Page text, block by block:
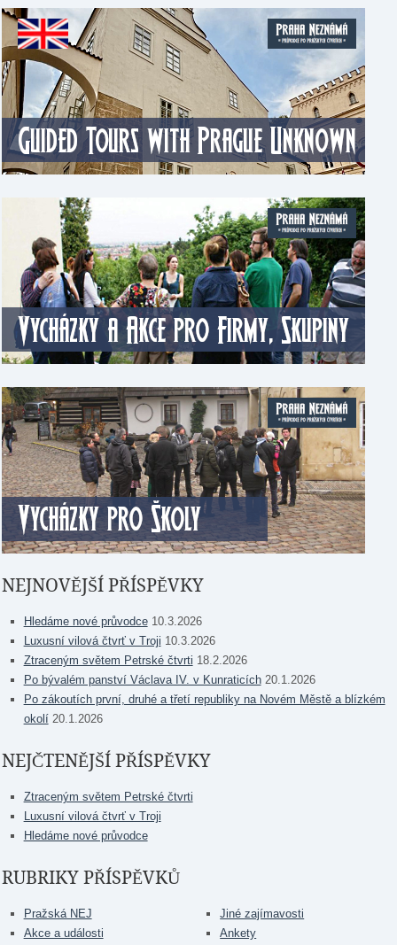
NEJNOVĚJŠÍ PŘÍSPĚVKY
Hledáme nové průvodce 10.3.2026
Luxusní vilová čtvrť v Troji 10.3.2026
Ztraceným světem Petrské čtvrti 18.2.2026
Po bývalém panství Václava IV. v Kunraticích 20.1.2026
Po zákoutích první, druhé a třetí republiky na Novém Městě a blízkém
okolí 20.1.2026
NEJČTENĚJŠÍ PŘÍSPĚVKY
Ztraceným světem Petrské čtvrti
Luxusní vilová čtvrť v Troji
Hledáme nové průvodce
RUBRIKY PŘÍSPĚVKŮ
Pražská NEJ
Akce a události
Jiné zajímavosti
Ankety